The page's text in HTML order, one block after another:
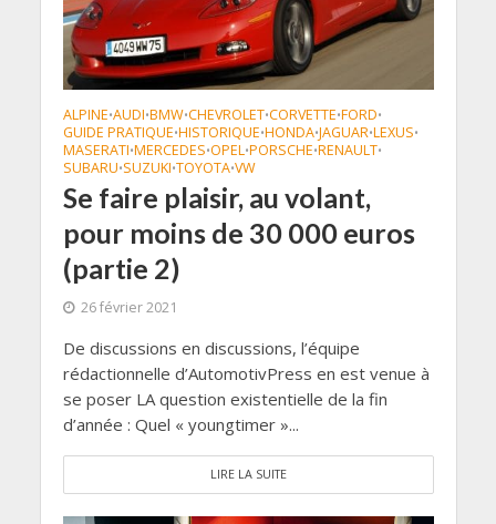
ALPINE•AUDI•BMW•CHEVROLET•CORVETTE•FORD•
GUIDE PRATIQUE•HISTORIQUE•HONDA•JAGUAR•LEXUS•
MASERATI•MERCEDES•OPEL•PORSCHE•RENAULT•
SUBARU•SUZUKI•TOYOTA•VW
Se faire plaisir, au volant,
pour moins de 30 000 euros
(partie 2)
26 février 2021
De discussions en discussions, l’équipe
rédactionnelle d’AutomotivPress en est venue à
se poser LA question existentielle de la fin
d’année : Quel « youngtimer »...
LIRE LA SUITE